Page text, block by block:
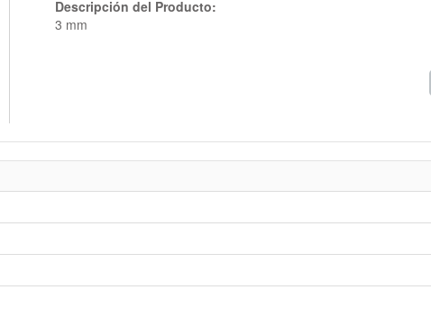
Descripción del Producto:
3 mm